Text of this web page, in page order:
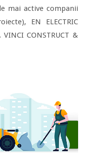
mai active companii
EN ELECTRIC
CONSTRUCT &